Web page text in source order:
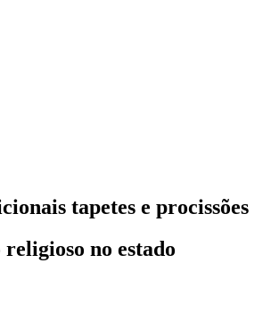
tapetes e procissões
no estado